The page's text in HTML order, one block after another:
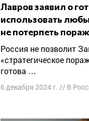
Лавров заявил о готовности России
использовать
не потерпеть
Россия не позволит Западу нанести себе
«стратегическое
готова …
6 декабря 2024 г. // В